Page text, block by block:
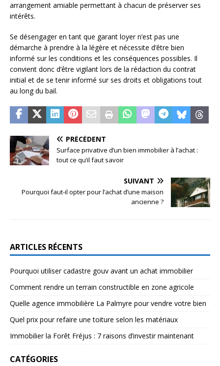
arrangement amiable permettant à chacun de préserver ses
intérêts.
Se désengager en tant que garant loyer n’est pas une
démarche à prendre à la légère et nécessite d’être bien
informé sur les conditions et les conséquences possibles. Il
convient donc d’être vigilant lors de la rédaction du contrat
initial et de se tenir informé sur ses droits et obligations tout
au long du bail.
PRÉCÉDENT
Surface privative d’un bien immobilier à l’achat :
tout ce qu’il faut savoir
SUIVANT
Pourquoi faut-il opter pour l’achat d’une maison
ancienne ?
ARTICLES RÉCENTS
Pourquoi utiliser cadastre gouv avant un achat immobilier
Comment rendre un terrain constructible en zone agricole
Quelle agence immobilière La Palmyre pour vendre votre bien
Quel prix pour refaire une toiture selon les matériaux
Immobilier la Forêt Fréjus : 7 raisons d’investir maintenant
CATÉGORIES